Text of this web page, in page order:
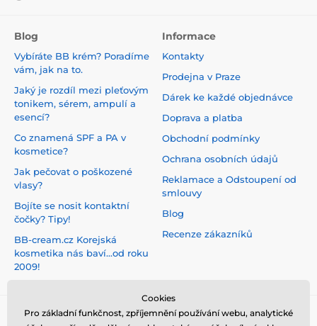
Blog
Vybíráte BB krém? Poradíme
vám, jak na to.
Jaký je rozdíl mezi pleťovým
tonikem, sérem, ampulí a
esencí?
Co znamená SPF a PA v
kosmetice?
Jak pečovat o poškozené
vlasy?
Bojíte se nosit kontaktní
čočky? Tipy!
BB-cream.cz Korejská
kosmetika nás baví...od roku
2009!
Informace
Kontakty
Prodejna v Praze
Dárek ke každé objednávce
Doprava a platba
Obchodní podmínky
Ochrana osobních údajů
Reklamace a Odstoupení od
smlouvy
Blog
Recenze zákazníků
Cookies
Pro základní funkčnost, zpříjemnění používání webu, analytické